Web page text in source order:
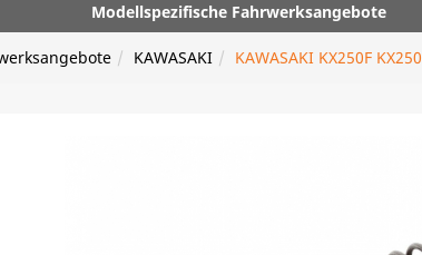
Modellspezifische Fahrwerksangebote
KAWASAKI KAWASAKI KX250F KX250